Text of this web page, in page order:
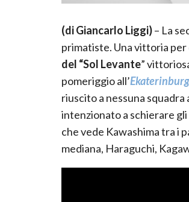
(di Giancarlo Liggi) – La
primatiste. Una vittoria
del “Sol Levante ”
pomeriggio all’
riuscito a nessuna
intenzionato a schierare gli
che vede Kawashima tra i
mediana, Haraguchi,